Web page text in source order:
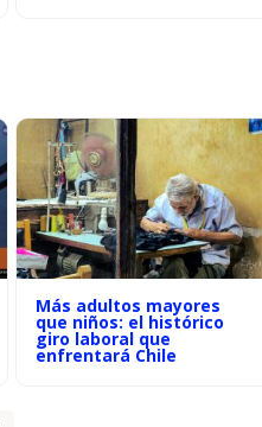
Más adultos mayores
que niños: el histórico
giro laboral que
enfrentará Chile